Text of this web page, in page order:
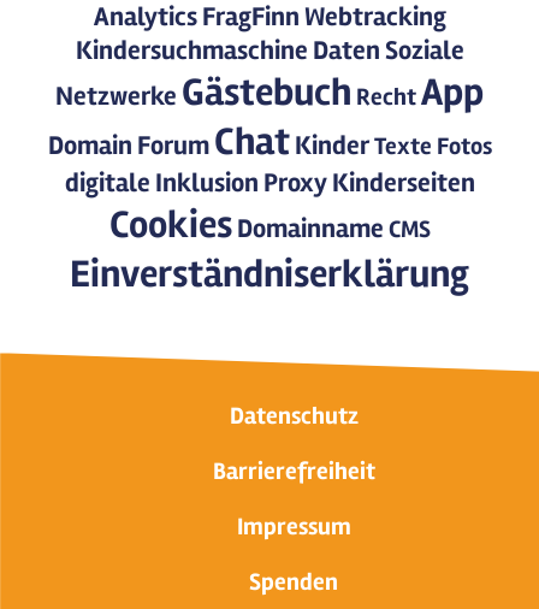
Analytics FragFinnWebtracking
Kindersuchmaschine DatenSoziale
Netzwerke Gästebuch RechtApp
Domain Forum Chat KinderTexte Fotos
digitale Inklusion Proxy Kinderseiten
Cookies Domainname CMS
Einverständniserklärung
Datenschutz
Barrierefreiheit
Impressum
Spenden